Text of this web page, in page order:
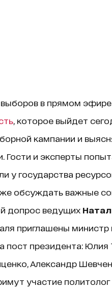
в прямом
, которое выйдет
кампании и
Гости и эксперты
у государства
обсуждать важные
допрос ведущих
приглашены министр
пост президента:
Александр
участие